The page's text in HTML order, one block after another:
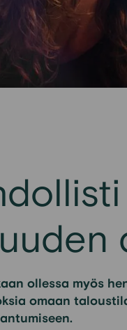
ollessa myös
omaan